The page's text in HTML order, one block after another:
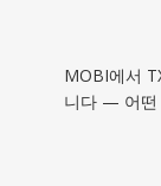
MOBI에서
니다 — 어떤